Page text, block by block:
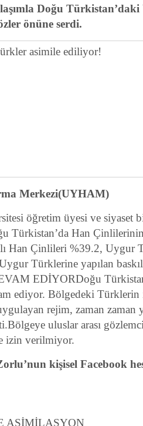
Doğu
önüne serdi.
Merkezi(UYHAM)
öğretim üyesi ve siyaset
Türkistan’da Han
Han Çinlileri %39.2, Uygur
Türklerine yapılan
EDİYORDoğu
ediyor. Bölgedeki Türklerin
rejim, zaman zaman
uluslar arası
izin verilmiyor.
kişisel Facebook
ASİMİLASYON